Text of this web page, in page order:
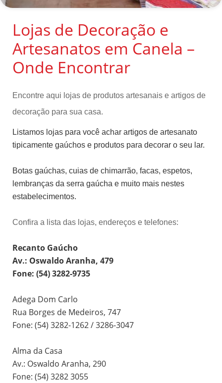
Lojas de Decoração e
Artesanatos em Canela –
Onde Encontrar
Encontre aqui lojas de produtos artesanais e artigos de
decoração para sua casa.
Listamos lojas para você achar artigos de artesanato
tipicamente gaúchos e produtos para decorar o seu lar.
Botas gaúchas, cuias de chimarrão, facas, espetos,
lembranças da serra gaúcha e muito mais nestes
estabelecimentos.
Confira a lista das lojas, endereços e telefones:
Recanto Gaúcho
Av.: Oswaldo Aranha, 479
Fone: (54) 3282-9735
Adega Dom Carlo
Rua Borges de Medeiros, 747
Fone: (54) 3282-1262 / 3286-3047
Alma da Casa
Av.: Oswaldo Aranha, 290
Fone: (54) 3282 3055